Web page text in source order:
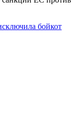
бойкот